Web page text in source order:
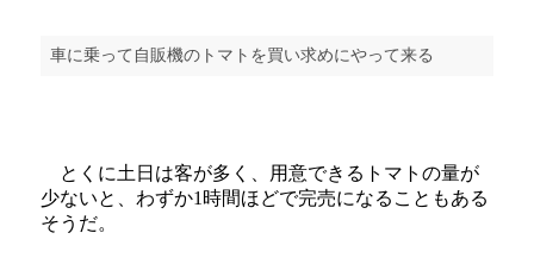
車に乗って自販機のトマトを買い求めにやって来る
とくに土日は客が多く、用意できるトマトの量が
少ないと、わずか1時間ほどで完売になることもある
そうだ。